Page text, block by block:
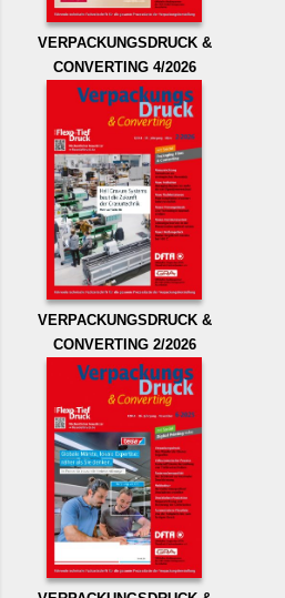
VERPACKUNGSDRUCK &
CONVERTING 4/2026
VERPACKUNGSDRUCK &
CONVERTING 2/2026